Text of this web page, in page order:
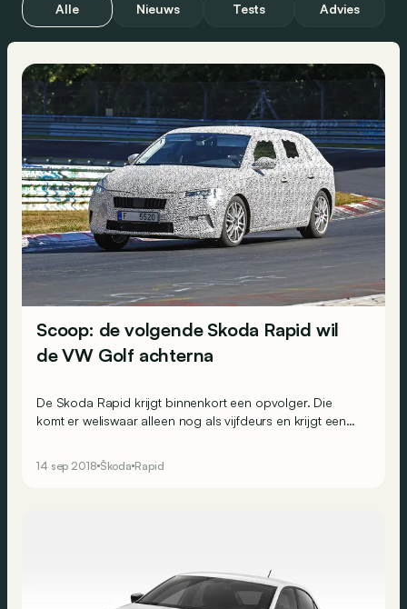
Alle Nieuws Tests Advies
Scoop: de volgende Skoda Rapid wil
de VW Golf achterna
De Skoda Rapid krijgt binnenkort een opvolger. Die
komt er weliswaar alleen nog als vijfdeurs en krijgt een
14 sep 2018 Škoda Rapid